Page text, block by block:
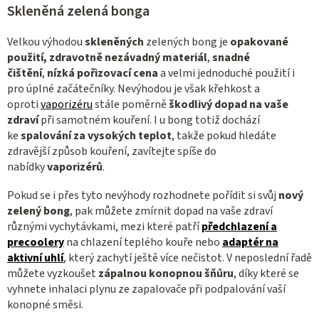
s
u
Skleněná zelená bonga
Velkou výhodouskleněných zelených bong je opakované
použití, zdravotně nezávadný materiál,snadné
čištění, nízká pořizovací cenaa velmi jednoduché použití i
pro úplné začátečníky. Nevýhodou je však křehkost a
oprotivaporizérustále poměrněškodlivý dopad na vaše
zdravípři samotném kouření. I u bong totiž dochází
kespalování za vysokých teplot, takže pokud hledáte
zdravější způsob kouření, zavítejte spíše do
nabídkyvaporizérů.
Pokud se i přes tyto nevýhody rozhodnete pořídit si svůj nový
zelený bong, pak můžete zmírnit dopad na vaše zdraví
různými vychytávkami, mezi které patřípředchlazení a
precooleryna chlazení teplého kouře neboadaptér na
aktivní uhlí, který zachytí ještě více nečistot. V neposlední řadě
můžete vyzkoušet zápalnou konopnou šňůru, díky které se
vyhnete inhalaci plynu ze zapalovače při podpalování vaší
konopné směsi.